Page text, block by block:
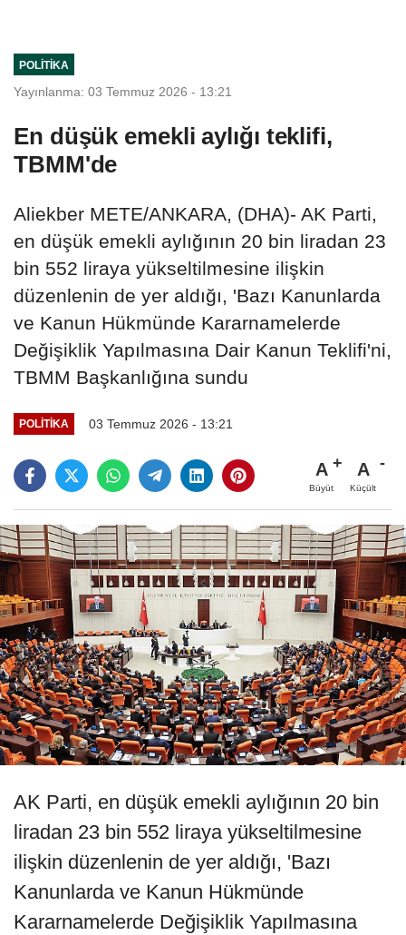
POLITIKA
Yayınlanma: 03 Temmuz 2026 - 13:21
En düşük emekli aylığı teklifi,
TBMM'de
Aliekber METE/ANKARA, (DHA)- AK Parti,
en düşük emekli aylığının 20 bin liradan 23
bin 552 liraya yükseltilmesine ilişkin
düzenlenin de yer aldığı, 'Bazı Kanunlarda
ve Kanun Hükmünde Kararnamelerde
Değişiklik Yapılmasına Dair Kanun Teklifi'ni,
TBMM Başkanlığına sundu
POLITIKA 03 Temmuz 2026 - 13:21
A
Büyüt
A
Küçült
AK Parti, en düşük emekli aylığının 20 bin
liradan 23 bin 552 liraya yükseltilmesine
ilişkin düzenlenin de yer aldığı, 'Bazı
Kanunlarda ve Kanun Hükmünde
Kararnamelerde Değişiklik Yapılmasına